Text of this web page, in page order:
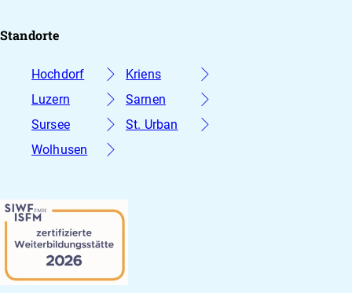
Standorte
Hochdorf
Kriens
Luzern
Sarnen
Sursee
St. Urban
Wolhusen